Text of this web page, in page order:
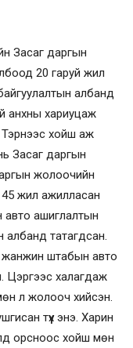
Засаг даргын
20 гаруй жил
албанд
анхны хариуцаж
Тэрнээс хойш аж
Засаг даргын
жолоочийн
45 жил ажилласан
ашиглалтын
албанд татагдсан.
жанжин штабын авто
Цэргээс халагдаж
л жолооч хийсэн.
түүх энэ. Харин
орсноос хойш мөн